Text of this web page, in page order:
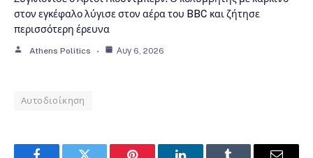
στον εγκέφαλο λύγισε στον αέρα του BBC και ζήτησε
περισσότερη έρευνα
Athens Politics Αυγ 6, 2026
Αυτοδιοίκηση